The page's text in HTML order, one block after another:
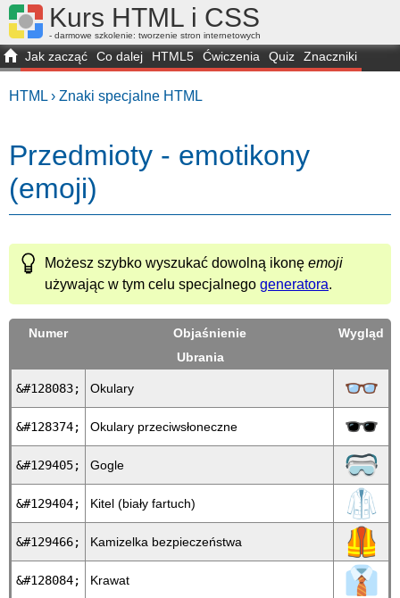
Kurs HTML i CSS
- darmowe szkolenie: tworzenie stron internetowych
Jak zacząć Co dalej HTML5 Ćwiczenia Quiz
Znaczniki
HTML › Znaki specjalne HTML
Przedmioty - emotikony
(emoji)
Możesz szybko wyszukać dowolną ikonę emoji
używając w tym celu specjalnego generatora.
Numer Objaśnienie
Wygląd
Ubrania
&#128083; Okulary 👓
&#128374; Okulary przeciwsłoneczne 🕶
&#129405; Gogle 🥽
&#129404; Kitel (biały fartuch) 🥼
&#129466; Kamizelka bezpieczeństwa 🦺
&#128084; Krawat 👔